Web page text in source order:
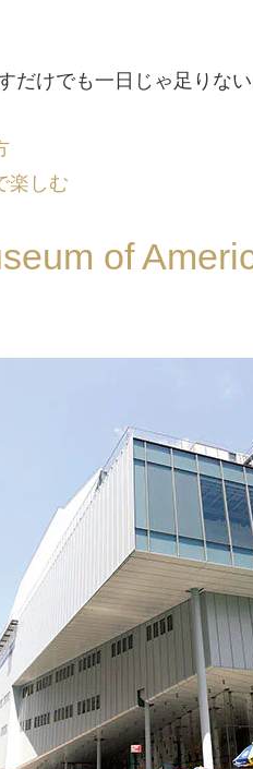
けでも一日じゃ足りない
楽しむ
of